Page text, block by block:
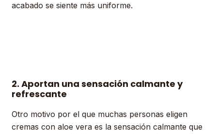
acabado se siente más uniforme.
2. Aportan una sensación calmante y
refrescante
Otro motivo por el que muchas personas eligen
cremas con aloe vera es la sensación calmante que